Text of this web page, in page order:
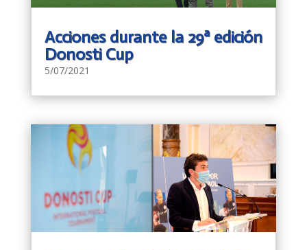
Acciones durante la 29ª edición
Donosti Cup
5/07/2021